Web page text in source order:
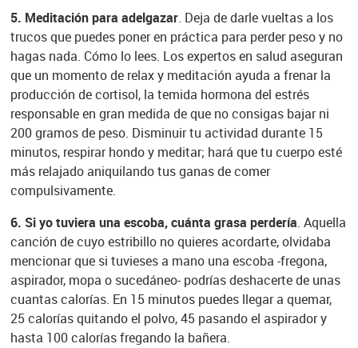
5. Meditación para adelgazar. Deja de darle vueltas a los
trucos que puedes poner en práctica para perder peso y no
hagas nada. Cómo lo lees. Los expertos en salud aseguran
que un momento de relax y meditación ayuda a frenar la
producción de cortisol, la temida hormona del estrés
responsable en gran medida de que no consigas bajar ni
200 gramos de peso. Disminuir tu actividad durante 15
minutos, respirar hondo y meditar; hará que tu cuerpo esté
más relajado aniquilando tus ganas de comer
compulsivamente.
6. Si yo tuviera una escoba, cuánta grasa perdería. Aquella
canción de cuyo estribillo no quieres acordarte, olvidaba
mencionar que si tuvieses a mano una escoba -fregona,
aspirador, mopa o sucedáneo- podrías deshacerte de unas
cuantas calorías. En 15 minutos puedes llegar a quemar,
25 calorías quitando el polvo, 45 pasando el aspirador y
hasta 100 calorías fregando la bañera.